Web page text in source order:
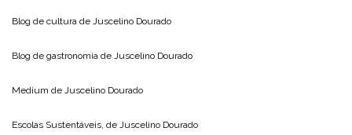
Blog de cultura de Juscelino Dourado
Blog de gastronomia de Juscelino Dourado
Medium de Juscelino Dourado
Escolas Sustentáveis, de Juscelino Dourado